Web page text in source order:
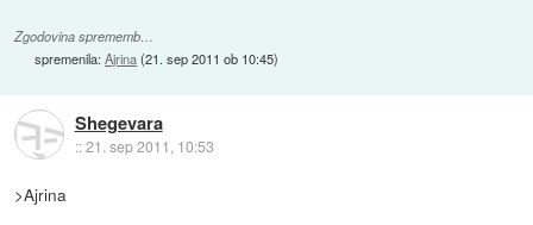
Zgodovina sprememb…
spremenila:Ajrina(21. sep 2011 ob 10:45)
Shegevara
::21. sep 2011, 10:53
>Ajrina